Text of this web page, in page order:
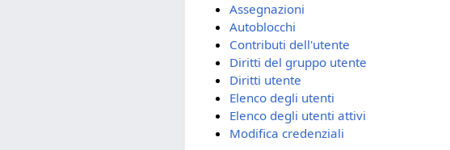
Assegnazioni
Autoblocchi
Contributi dell'utente
Diritti del gruppo utente
Diritti utente
Elenco degli utenti
Elenco degli utenti attivi
Modifica credenziali